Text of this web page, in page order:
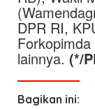
DPR RI,
lainnya. (*/
Bagikan ini: